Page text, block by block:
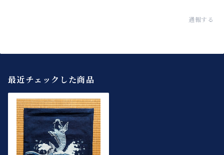
通報する
最近チェックした商品